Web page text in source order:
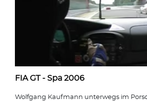
FIA GT - Spa 2006
Wolfgang Kaufmann unterwegs im